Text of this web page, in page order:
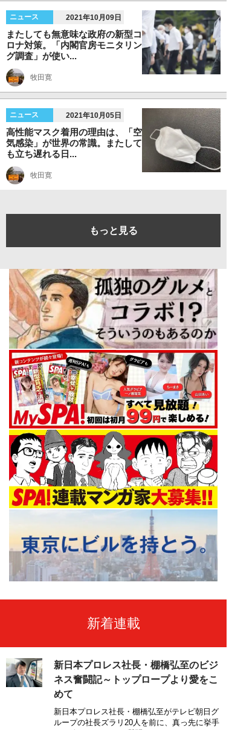
ニュース 2021年10月09日
またしても無意味な政府の新型コ
ロナ対策。「内閣官房モニタリン
グ調査」が使い...
牧田寛
ニュース 2021年10月05日
高性能マスク着用の理由は、「空
気感染」が世界の常識。またして
も立ち遅れる日...
牧田寛
もっと見る
新着連載
新日本プロレス社長・棚橋弘至のビジ
ネス奮闘記～トップロープより愛をこ
めて
新日本プロレス社長・棚橋弘至がテレビ朝日グ
ループの社長ズラリ20人を前に、真っ先に挙手